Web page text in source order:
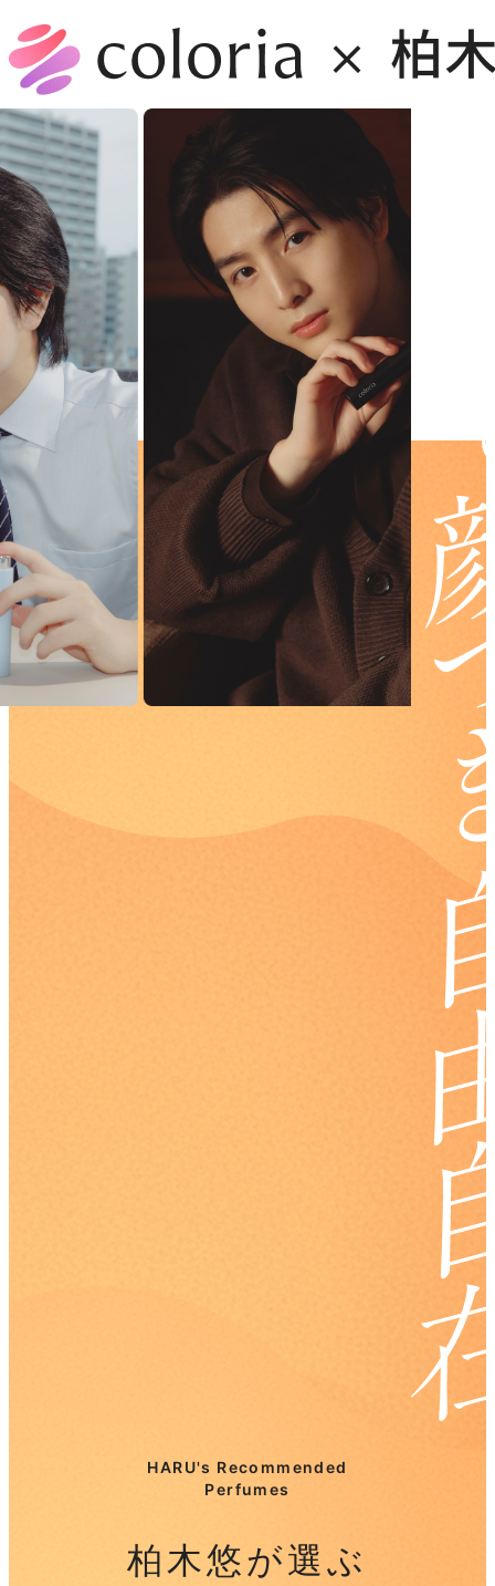
HARU's Recommended
Perfumes
柏木悠が選ぶ